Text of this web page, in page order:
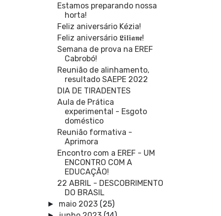
Estamos preparando nossa
horta!
Feliz aniversário Kézia!
Feliz aniversário 𝕷𝖎𝖑𝖎𝖆𝖓𝖊!
Semana de prova na EREF
Cabrobó!
Reunião de alinhamento,
resultado SAEPE 2022
DIA DE TIRADENTES
Aula de Prática
experimental - Esgoto
doméstico
Reunião formativa -
Aprimora
Encontro com a EREF - UM
ENCONTRO COM A
EDUCAÇÃO!
22 ABRIL - DESCOBRIMENTO
DO BRASIL
► maio 2023 (25)